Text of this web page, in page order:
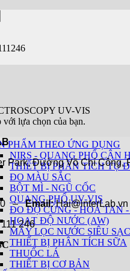
PHẨM THEO ỨNG DỤNG
NIRS - QUANG PHỔ CẬN
THIẾT BỊ PHÂN TÍCH TỰ
ĐO MÀU SẮC
BỘT MÌ - NGŨ CỐC
QUANG PHỔ UV-VIS
ĐO ĐỘ CỨNG - HOÀ TAN
HOẠT ĐỘ NƯỚC (AW)
MÁY LỌC NƯỚC SIÊU
THIẾT BỊ PHÂN TÍCH SỮA
THUỐC LÁ
THIẾT BỊ CƠ BẢN
UV-VIS
lựa chọn của bạn.
Park, Đường Võ Chí Công,
90 –Email:
246